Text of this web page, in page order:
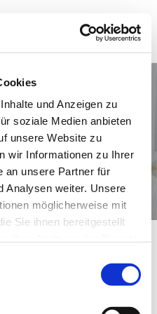
und Anzeigen zu
soziale Medien anbieten
unsere Website zu
wir Informationen zu Ihrer
an unsere Partner für
Analysen weiter. Unsere
möglicherweise mit
Sie ihnen bereitgestellt